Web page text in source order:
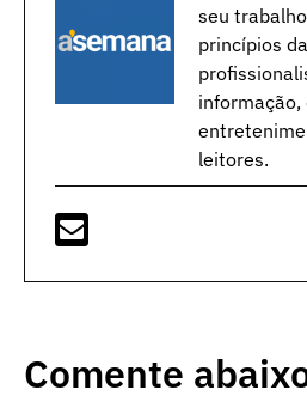
seu
princípios
informação,
leitores.
Comente